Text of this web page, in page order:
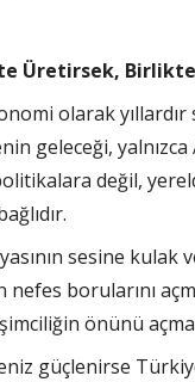
Üretirsek,
olarak
geleceği, yalnızca
değil,
sesine kulak
nefes borularını
önünü
güçlenirse